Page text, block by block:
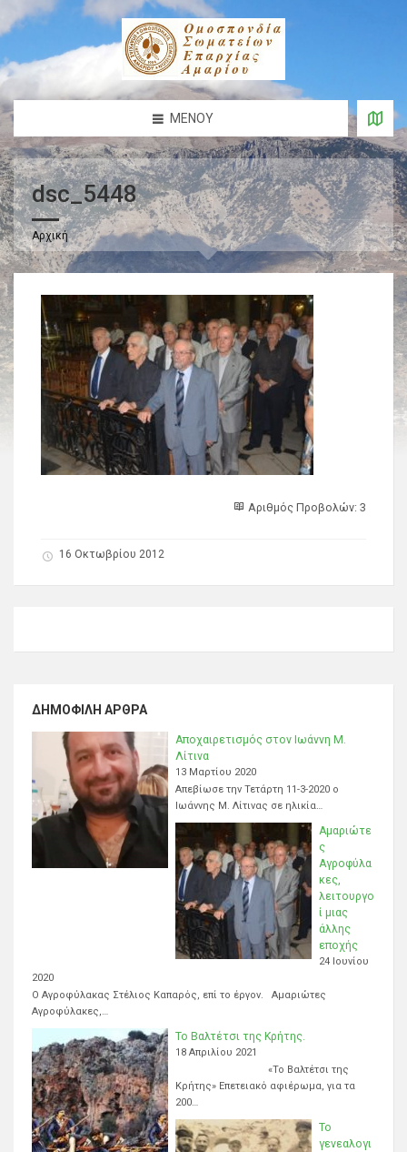
ΜΕΝΟΎ
dsc_5448
Αρχική
Αριθμός Προβολών: 3
16 Οκτωβρίου 2012
ΔΗΜΟΦΙΛΉ ΆΡΘΡΑ
Αποχαιρετισμός στον Ιωάννη Μ.
Λίτινα
13 Μαρτίου 2020
Απεβίωσε την Τετάρτη 11-3-2020 ο
Ιωάννης Μ. Λίτινας σε ηλικία…
Αμαριώτε
ς
Αγροφύλα
κες,
λειτουργο
ί μιας
άλλης
εποχής
24 Ιουνίου
2020
Ο Αγροφύλακας Στέλιος Καπαρός, επί το έργον. Αμαριώτες
Αγροφύλακες,…
Το Βαλτέτσι της Κρήτης.
18 Απριλίου 2021
«Το Βαλτέτσι της
Κρήτης» Επετειακό αφιέρωμα, για τα
200…
Το
γενεαλογι